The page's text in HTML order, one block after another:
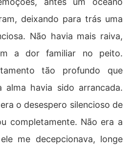
deixando para trás uma
Não havia mais raiva,
a dor familiar no peito.
tão profundo que
alma havia sido arrancada.
o desespero silencioso de
completamente. Não era a
me decepcionava, longe